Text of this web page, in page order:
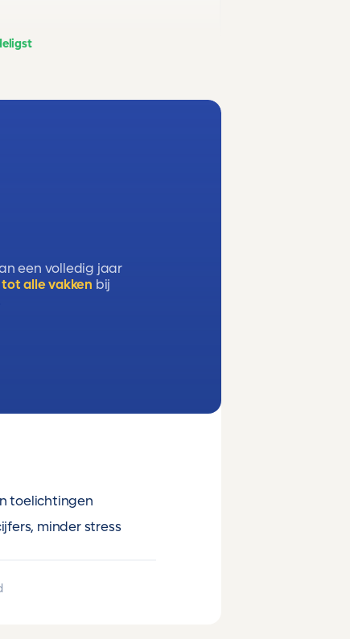
een volledig jaar
alle vakken bij
toelichtingen
minder stress